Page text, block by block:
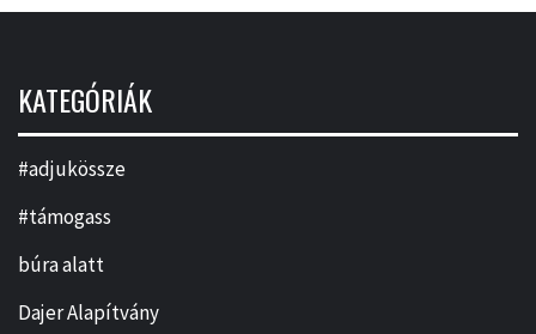
KATEGÓRIÁK
#adjukössze
#támogass
búra alatt
Dajer Alapítvány